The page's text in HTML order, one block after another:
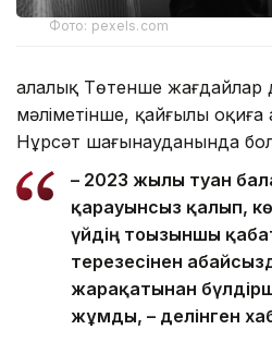
Фото: pexels.com
Қалалық Төтенше жағдайлар
мәліметінше, қайғылы оқиға
Нұрсәт шағынауданында
– 2023 жылы туған
қарауынсыз қалып,
үйдің тоғызыншы
терезесінен
жарақатынан
жұмды, – делінген